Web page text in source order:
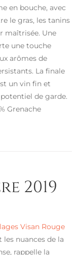
en bouche, avec
le gras, les tanins
maîtrisée. Une
une touche
arômes de
La finale
un vin fin et
de garde.
Grenache
2019
Visan Rouge
nuances de la
rappelle la